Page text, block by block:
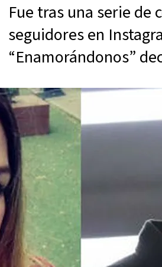
Fue tras una serie de
seguidores en
“Enamorándonos”